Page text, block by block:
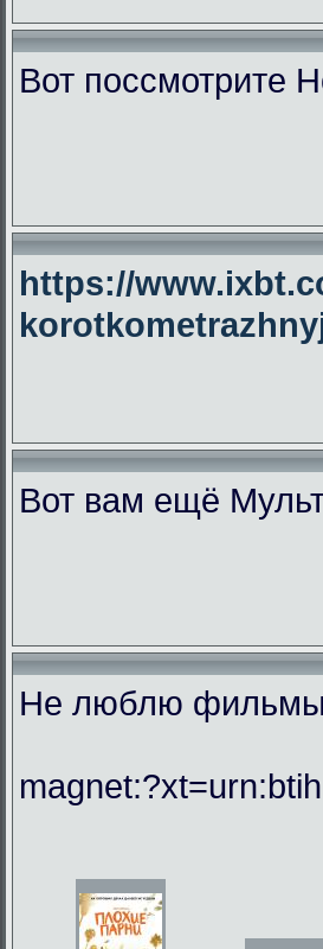
Вот поссмотрите
https://
Вот вам ещё
Не люблю фильмы